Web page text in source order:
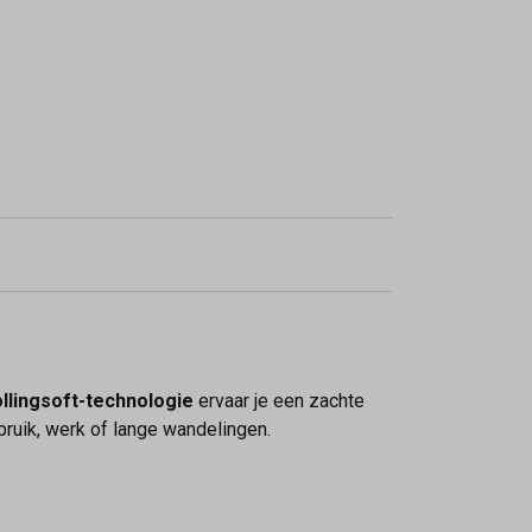
technologie ervaar je een zachte
werk of lange wandelingen.